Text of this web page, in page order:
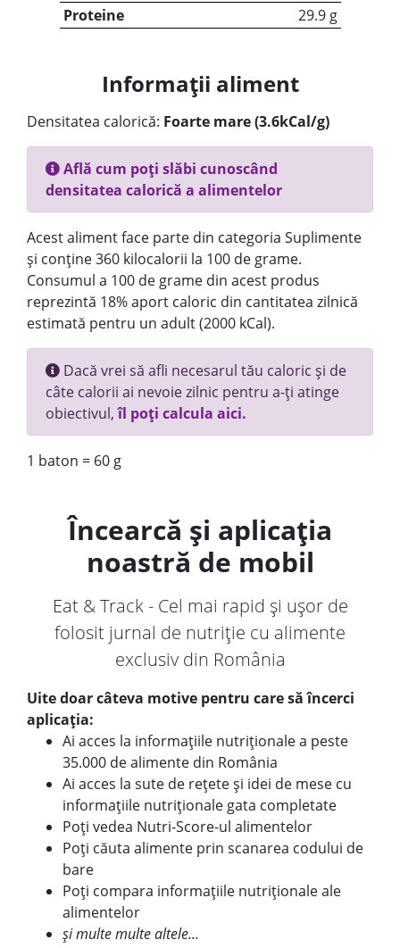
Proteine
29.9 g
Informații aliment
Densitatea calorică: Foarte mare (3.6kCal/g)
Află cum poți slăbi cunoscând
densitatea calorică a alimentelor
Acest aliment face parte din categoria Suplimente
și conține 360 kilocalorii la 100 de grame.
Consumul a 100 de grame din acest produs
reprezintă 18% aport caloric din cantitatea zilnică
estimată pentru un adult (2000 kCal).
Dacă vrei să afli necesarul tău caloric și de
câte calorii ai nevoie zilnic pentru a-ți atinge
obiectivul,îl poți calcula aici.
1 baton = 60 g
Încearcă și aplicația
noastră de mobil
Eat & Track - Cel mai rapid și ușor de
folosit jurnal de nutriție cu alimente
exclusiv din România
Uite doar câteva motive pentru care să încerci
aplicația:
Ai acces la informațiile nutriționale a peste
35.000 de alimente din România
Ai acces la sute de rețete și idei de mese cu
informațiile nutriționale gata completate
Poți vedea Nutri-Score-ul alimentelor
Poți căuta alimente prin scanarea codului de
bare
Poți compara informațiile nutriționale ale
alimentelor
și multe multe altele...